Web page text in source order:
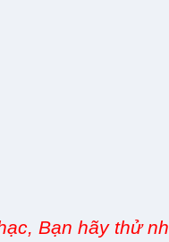
Bạn hãy thử